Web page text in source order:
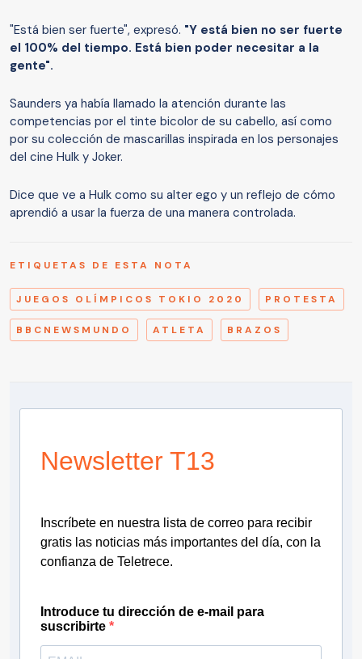
"Está bien ser fuerte", expresó. "Y está bien no ser fuerte
el 100% del tiempo. Está bien poder necesitar a la
gente".
Saunders ya había llamado la atención durante las
competencias por el tinte bicolor de su cabello, así como
por su colección de mascarillas inspirada en los personajes
del cine Hulk y Joker.
Dice que ve a Hulk como su alter ego y un reflejo de cómo
aprendió a usar la fuerza de una manera controlada.
ETIQUETAS DE ESTA NOTA
JUEGOS OLÍMPICOS TOKIO 2020 PROTESTA
BBCNEWSMUNDO ATLETA BRAZOS
Newsletter T13
Inscríbete en nuestra lista de correo para recibir
gratis las noticias más importantes del día, con la
confianza de Teletrece.
Introduce tu dirección de e-mail para
suscribirte